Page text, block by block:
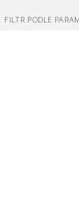
FILTR PODLE